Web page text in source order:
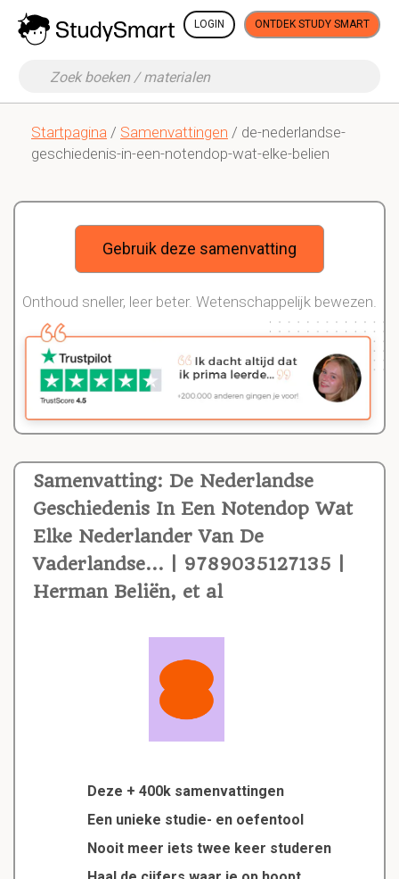
LOGIN ONTDEK STUDY SMART
Startpagina / Samenvattingen / de-nederlandse-
geschiedenis-in-een-notendop-wat-elke-belien
Samenvatting: De Nederlandse
Geschiedenis In Een Notendop Wat
Elke Nederlander Van De
Vaderlandse... | 9789035127135 |
Herman Beliën, et al
Deze + 400k samenvattingen
Een unieke studie- en oefentool
Nooit meer iets twee keer studeren
Gebruik deze samenvatting
Onthoud sneller, leer beter. Wetenschappelijk bewezen.